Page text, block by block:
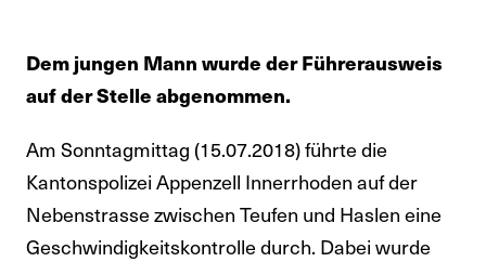
Dem jungen Mann wurde der Führerausweis
auf der Stelle abgenommen.
Am Sonntagmittag (15.07.2018) führte die
Kantonspolizei Appenzell Innerrhoden auf der
Nebenstrasse zwischen Teufen und Haslen eine
Geschwindigkeitskontrolle durch. Dabei wurde